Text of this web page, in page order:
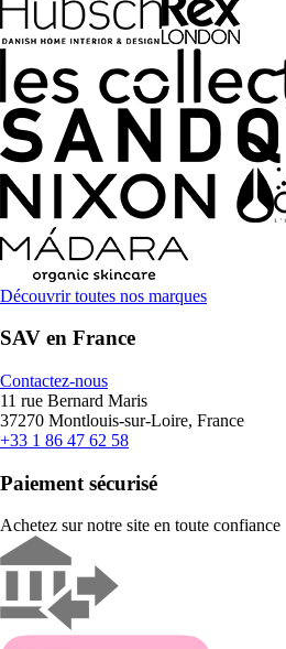
Découvrir toutes nos marques
SAV en France
Contactez-nous
11 rue Bernard Maris
37270 Montlouis-sur-Loire, France
+33 1 86 47 62 58
Paiement sécurisé
Achetez sur notre site en toute confiance